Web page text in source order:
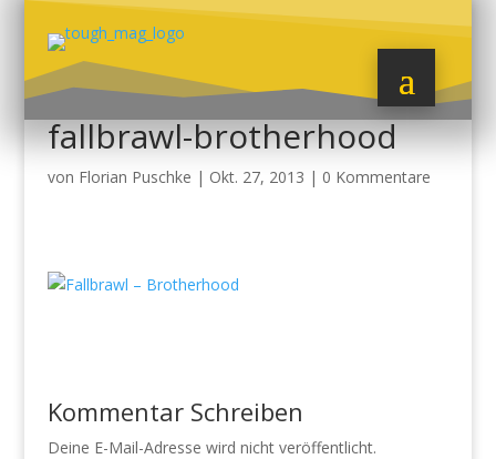
fallbrawl-brotherhood
von Florian Puschke | Okt. 27, 2013 | 0 Kommentare
Kommentar Schreiben
Deine E-Mail-Adresse wird nicht veröffentlicht.